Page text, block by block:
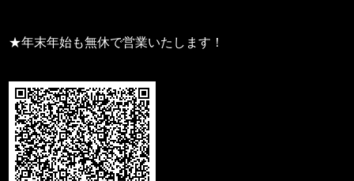
★年末年始も無休で営業いたします！